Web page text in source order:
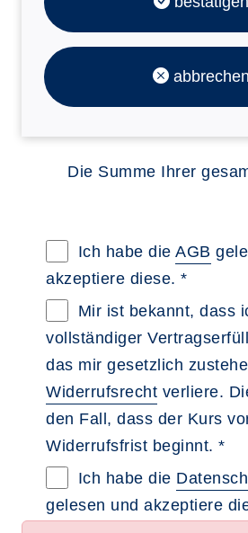
abbrechen
Die Summe Ihrer
Allgemeine
Ich habe die AGB
akzeptiere diese. *
Widerrufsbelehrung
Mir ist bekannt, dass
vollständiger
das mir gesetzlich
Widerrufsrecht verliere.
den Fall, dass der Kurs
Widerrufsfrist beginnt. *
Ich habe die
gelesen und akzeptiere